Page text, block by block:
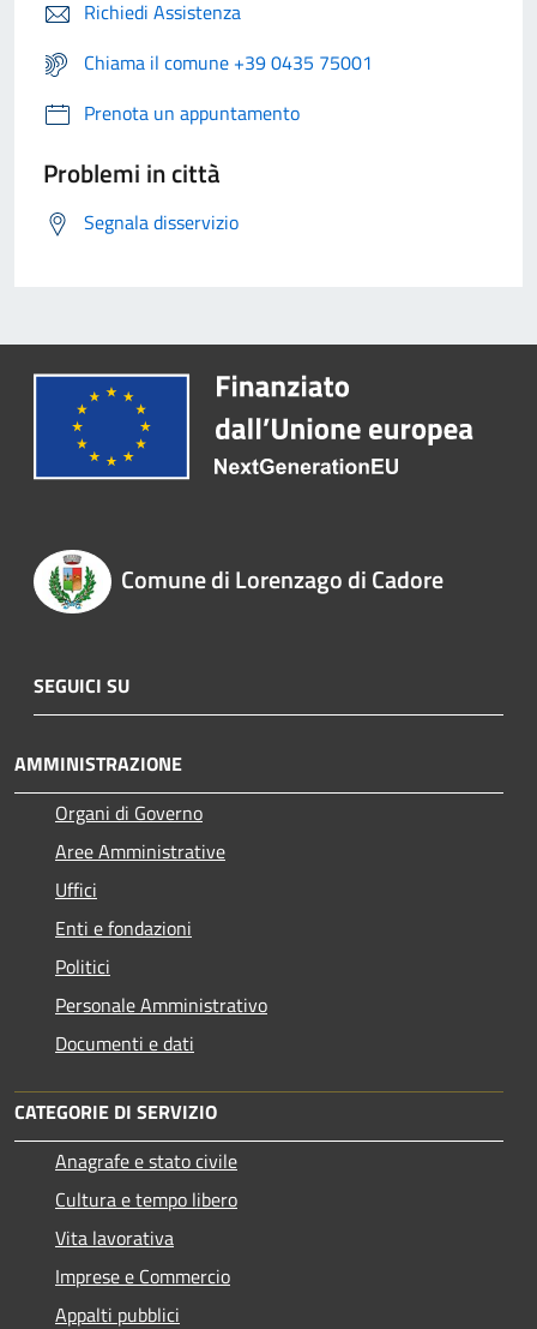
Richiedi Assistenza
Chiama il comune +39 0435 75001
Prenota un appuntamento
Problemi in città
Segnala disservizio
Comune di Lorenzago di Cadore
SEGUICI SU
AMMINISTRAZIONE
Organi di Governo
Aree Amministrative
Uffici
Enti e fondazioni
Politici
Personale Amministrativo
Documenti e dati
CATEGORIE DI SERVIZIO
Anagrafe e stato civile
Cultura e tempo libero
Vita lavorativa
Imprese e Commercio
Appalti pubblici